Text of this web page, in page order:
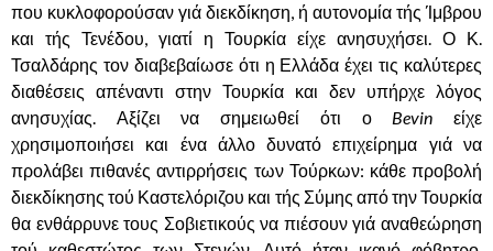
που κυκλοφορούσαν γιά διεκδίκηση, ή αυτονομία τής Ίμβρου
και τής Τενέδου, γιατί η Τουρκία είχε ανησυχήσει. Ο Κ.
Τσαλδάρης τον διαβεβαίωσε ότι η Ελλάδα έχει τις καλύτερες
διαθέσεις απέναντι στην Τουρκία και δεν υπήρχε λόγος
ανησυχίας. Αξίζει να σημειωθεί ότι ο Bevin είχε
χρησιμοποιήσει και ένα άλλο δυνατό επιχείρημα γιά να
προλάβει πιθανές αντιρρήσεις των Τούρκων: κάθε προβολή
διεκδίκησης τού Καστελόριζου και τής Σύμης από την Τουρκία
θα ενθάρρυνε τους Σοβιετικούς να πιέσουν γιά αναθεώρηση